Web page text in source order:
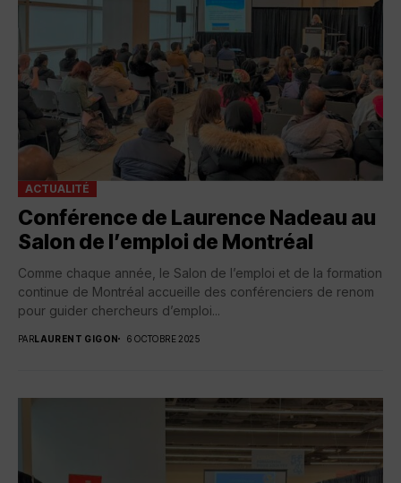
ACTUALITÉ
Conférence de Laurence Nadeau au
Salon de l’emploi de Montréal
Comme chaque année, le Salon de l’emploi et de la formation
continue de Montréal accueille des conférenciers de renom
pour guider chercheurs d’emploi...
PARLAURENT GIGON 6 OCTOBRE 2025